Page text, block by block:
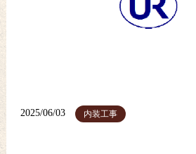
2025/06/03 内装工事